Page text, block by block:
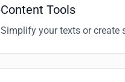
Content Tools
Simplify your texts or create